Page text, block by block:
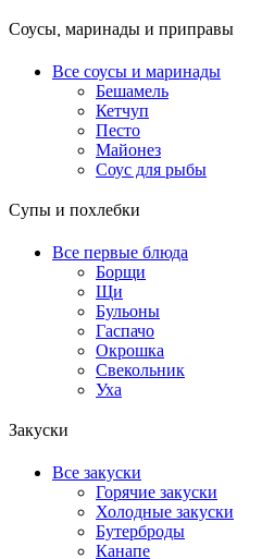
Соусы, маринады и приправы
Все соусы и маринады
Бешамель
Кетчуп
Песто
Майонез
Соус для рыбы
Супы и похлебки
Все первые блюда
Борщи
Щи
Бульоны
Гаспачо
Окрошка
Свекольник
Уха
Закуски
Все закуски
Горячие закуски
Холодные закуски
Бутерброды
Канапе